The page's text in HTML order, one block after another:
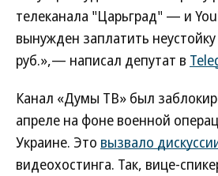
телеканала "Царьград" — и
вынужден заплатить
руб.»,— написал депутат в
Канал «Думы ТВ» был
апреле на фоне военной
Украине. Это вызвало
видеохостинга. Так, вице-